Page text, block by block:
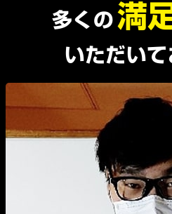
多くの 満
いただい